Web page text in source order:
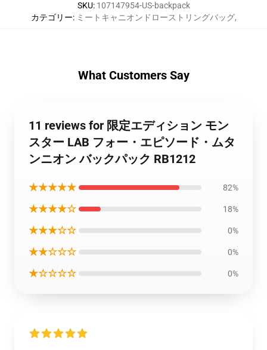
SKU: 107147954-US-backpack
カテゴリー: ミートキャニオンドローストリングバッグ,
What Customers Say
11 reviews for 限定エディション モン
スター LAB フォー・エピソード・ムタ
ンニオン バックパック RB1212
★★★★★ 82%
★★★★☆ 18%
★★★☆☆ 0%
★★☆☆☆ 0%
★☆☆☆☆ 0%